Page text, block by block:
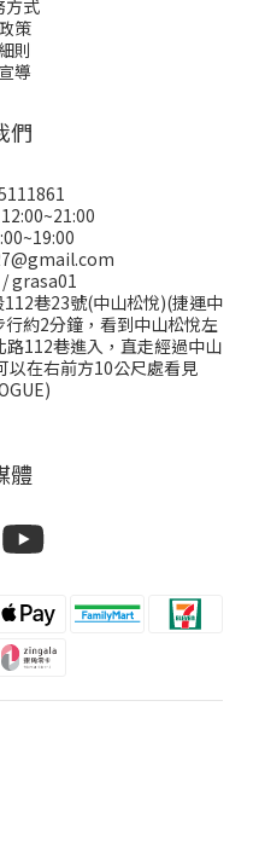
方式
策
則
導
們
grasa01
巷23號(中山松悅)(捷運中
約2分鐘，看到中山松悅左
112巷進入，直走經過中山
以在右前方10公尺處看見
體